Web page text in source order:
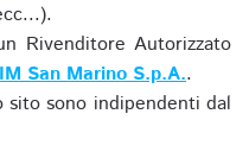
Rivenditore Autorizzato
San Marino S.p.A..
sono indipendenti dal